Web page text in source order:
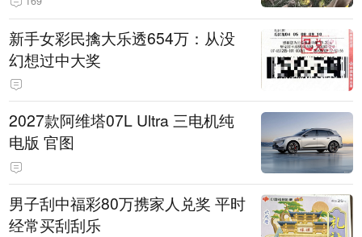
新手女彩民擒大乐透654万：从没
幻想过中大奖
2027款阿维塔07L Ultra 三电机纯
电版 官图
男子刮中福彩80万携家人兑奖 平时
经常买刮刮乐